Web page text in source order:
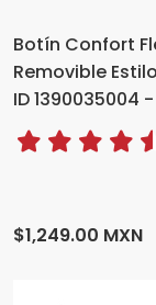
Botín Confort
Removible
ID 1390035004 -
$1,249.00 MXN